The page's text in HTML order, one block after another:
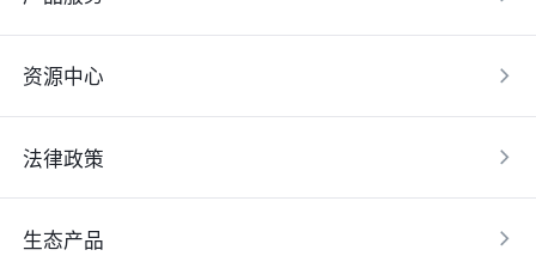
资源中心
法律政策
生态产品